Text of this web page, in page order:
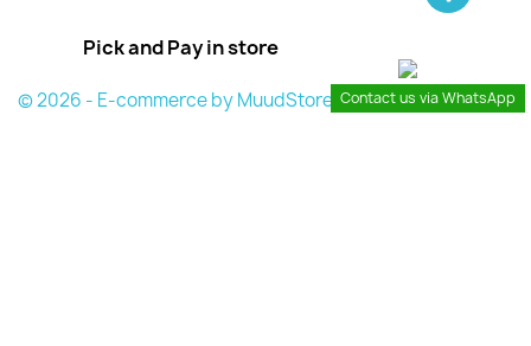
Pick and Pay in store
© 2026 - E-commerce by MuudStore Contact us via WhatsApp